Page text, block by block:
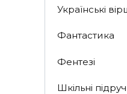
Українські
Фантастика
Фентезі
Шкільні